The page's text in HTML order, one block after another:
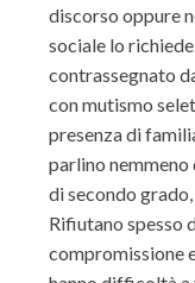
discorso oppure
sociale lo
contrassegnato
con mutismo
presenza di
parlino
di secondo
Rifiutano spesso
compromissione